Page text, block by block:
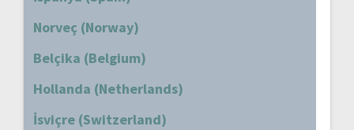
Norveç (Norway)
Belçika (Belgium)
Hollanda (Netherlands)
İsviçre (Switzerland)